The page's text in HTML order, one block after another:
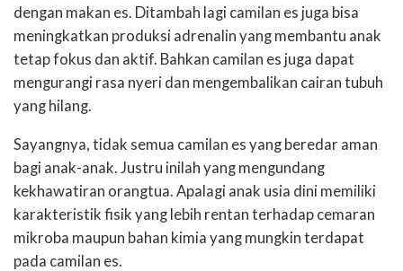
dengan makan es. Ditambah lagi camilan es juga bisa
meningkatkan produksi adrenalin yang membantu anak
tetap fokus dan aktif. Bahkan camilan es juga dapat
mengurangi rasa nyeri dan mengembalikan cairan tubuh
yang hilang.
Sayangnya, tidak semua camilan es yang beredar aman
bagi anak-anak. Justru inilah yang mengundang
kekhawatiran orangtua. Apalagi anak usia dini memiliki
karakteristik fisik yang lebih rentan terhadap cemaran
mikroba maupun bahan kimia yang mungkin terdapat
pada camilan es.